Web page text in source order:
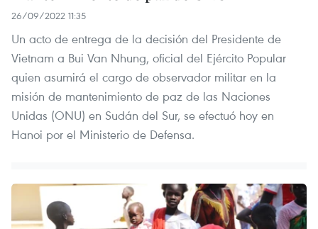
26/09/2022 11:35
Un acto de entrega de la decisión del Presidente de
Vietnam a Bui Van Nhung, oficial del Ejército Popular
quien asumirá el cargo de observador militar en la
misión de mantenimiento de paz de las Naciones
Unidas (ONU) en Sudán del Sur, se efectuó hoy en
Hanoi por el Ministerio de Defensa.